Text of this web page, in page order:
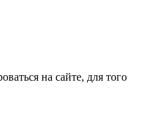
на сайте, для того